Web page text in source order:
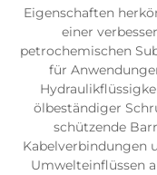
Eigenschaften
einer
petrochemischen
für
ölbeständiger
schützende
Kabelverbindungen
Umwelteinflüssen